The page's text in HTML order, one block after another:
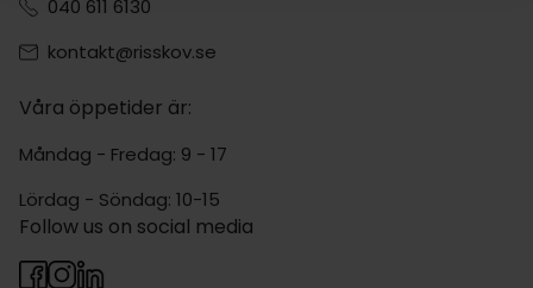
040 611 6130
kontakt@risskov.se
Våra öppetider är:
Måndag - Fredag: 9 - 17
Lördag - Söndag: 10-15
Follow us on social media